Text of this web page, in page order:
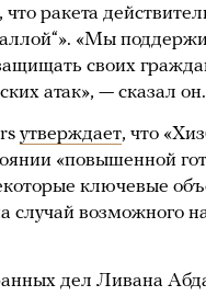
ракета
«Мы
своих
атак», — сказал он.
утверждает, что
«повышенной
ключевые
случай возможного
дел Ливана